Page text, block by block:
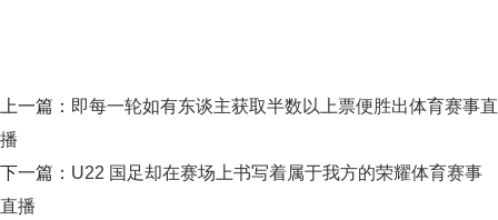
上一篇： 即每一轮如有东谈主获取半数以上票便胜出体育赛事直
播
下一篇： U22 国足却在赛场上书写着属于我方的荣耀体育赛事
直播